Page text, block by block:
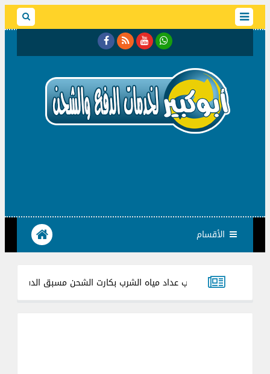
الأقسام
وعيوب عداد مياه الشرب بكارت الشحن مسبق الدفع في مصر.. الدليل